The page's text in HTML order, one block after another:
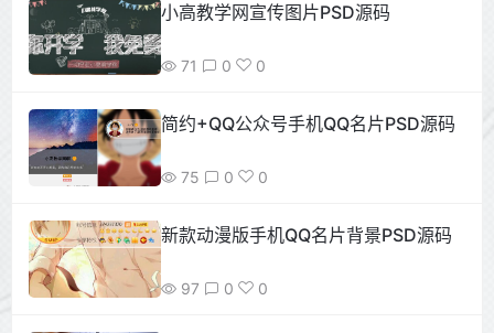
小高教学网宣传图片PSD源码
71 0 0
简约+QQ公众号手机QQ名片PSD源码
75 0 0
新款动漫版手机QQ名片背景PSD源码
97 0 0